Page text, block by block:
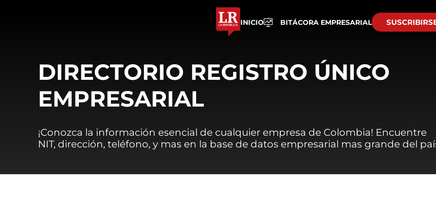
INICIO BITÁCORA EMPRESARIAL
DIRECTORIO REGISTRO ÚNICO
EMPRESARIAL
¡Conozca la información esencial de cualquier empresa de Colombia! Encuentre
NIT, dirección, teléfono, y mas en la base de datos empresarial mas grande del